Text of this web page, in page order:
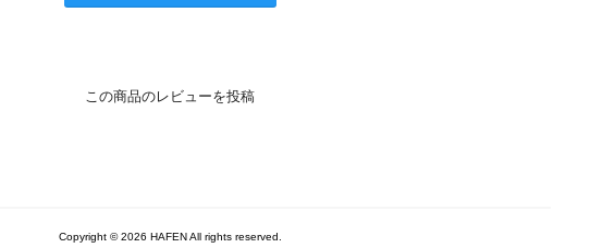
この商品のレビューを投稿
Copyright © 2026 HAFEN All rights reserved.